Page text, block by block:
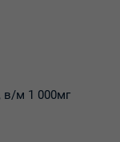
в/м 1 000мг